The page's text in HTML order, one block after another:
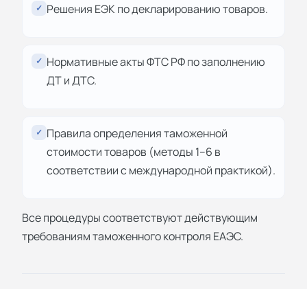
✓ Решения ЕЭК по декларированию товаров.
✓ Нормативные акты ФТС РФ по заполнению
ДТ и ДТС.
✓ Правила определения таможенной
стоимости товаров (методы 1–6 в
соответствии с международной практикой).
Все процедуры соответствуют действующим
требованиям таможенного контроля ЕАЭС.